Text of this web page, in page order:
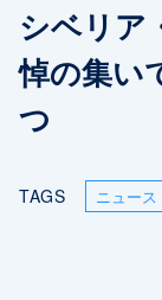
シベリア
悼の集い
つ
TAGS ニュース